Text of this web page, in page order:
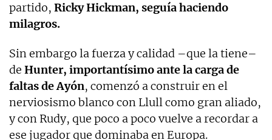
partido, Ricky Hickman, seguía haciendo
milagros.
Sin embargo la fuerza y calidad –que la tiene–
de Hunter, importantísimo ante la carga de
faltas de Ayón, comenzó a construir en el
nerviosismo blanco con Llull como gran aliado,
y con Rudy, que poco a poco vuelve a recordar a
ese jugador que dominaba en Europa.